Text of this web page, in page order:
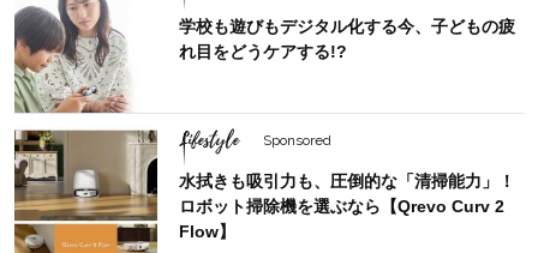
学校も遊びもデジタル化する今、子どもの疲
れ目をどうケアする!?
Lifestyle Sponsored
水拭きも吸引力も、圧倒的な「清掃能力」！
ロボット掃除機を選ぶなら【Qrevo Curv 2
Flow】